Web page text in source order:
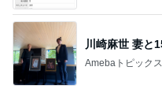
川崎麻世 妻と
Amebaトピックス